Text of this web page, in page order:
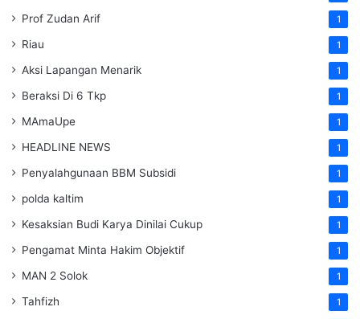
Prof Zudan Arif 1
Riau 1
Aksi Lapangan Menarik 1
Beraksi Di 6 Tkp 1
MAmaUpe 1
HEADLINE NEWS 1
Penyalahgunaan BBM Subsidi 1
polda kaltim 1
Kesaksian Budi Karya Dinilai Cukup 1
Pengamat Minta Hakim Objektif 1
MAN 2 Solok 1
Tahfizh 1